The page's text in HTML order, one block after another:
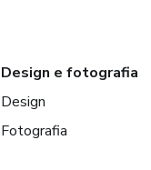
Design e fotografia
Design
Fotografia